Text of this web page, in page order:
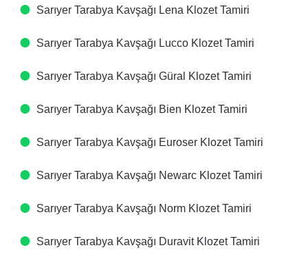
Sarıyer Tarabya Kavşağı Lena Klozet Tamiri
Sarıyer Tarabya Kavşağı Lucco Klozet Tamiri
Sarıyer Tarabya Kavşağı Güral Klozet Tamiri
Sarıyer Tarabya Kavşağı Bien Klozet Tamiri
Sarıyer Tarabya Kavşağı Euroser Klozet Tamiri
Sarıyer Tarabya Kavşağı Newarc Klozet Tamiri
Sarıyer Tarabya Kavşağı Norm Klozet Tamiri
Sarıyer Tarabya Kavşağı Duravit Klozet Tamiri